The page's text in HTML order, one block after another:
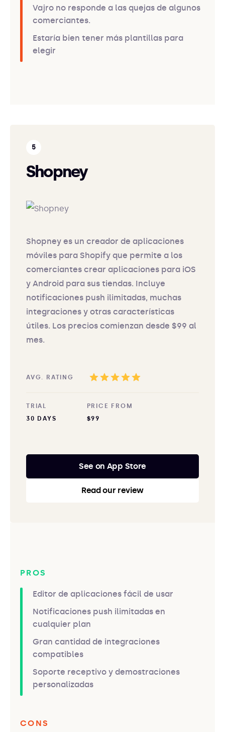
Vajro no responde a las quejas de algunos
comerciantes.
Estaría bien tener más plantillas para
elegir
Shopney
Shopney es un creador de aplicaciones
móviles para Shopify que permite a los
comerciantes crear aplicaciones para iOS
y Android para sus tiendas. Incluye
notificaciones push ilimitadas, muchas
integraciones y otras características
útiles. Los precios comienzan desde $99 al
mes.
AVG. RATING
TRIAL
30 DAYS
PRICE FROM
$99
See on App Store
Read our review
PROS
Editor de aplicaciones fácil de usar
Notificaciones push ilimitadas en
cualquier plan
Gran cantidad de integraciones
compatibles
Soporte receptivo y demostraciones
personalizadas
CONS